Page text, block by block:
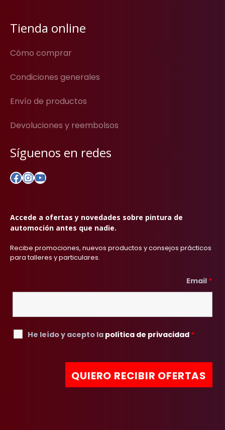
Tienda online
Cómo comprar
Condiciones generales
Envío de productos
Devoluciones y reembolsos
Síguenos en redes
Facebook
Instagram
YouTube
Accede a ofertas y novedades sobre pintura de
automoción antes que nadie.
Recibe promociones, nuevos productos y consejos prácticos
para talleres y particulares.
Email *
He leído y acepto la política de privacidad *